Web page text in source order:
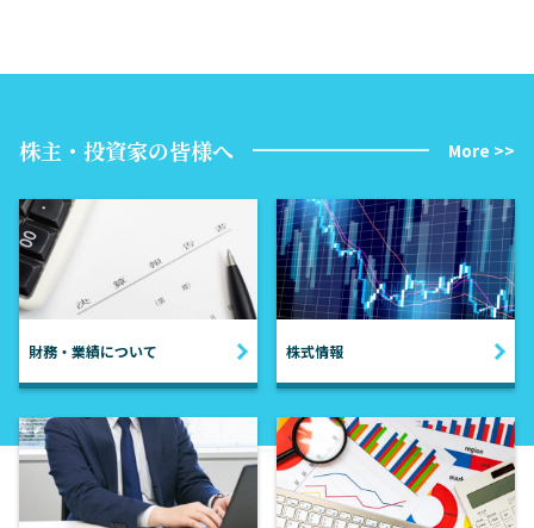
株主・投資家の皆様へ More >>
財務・業績について 株式情報